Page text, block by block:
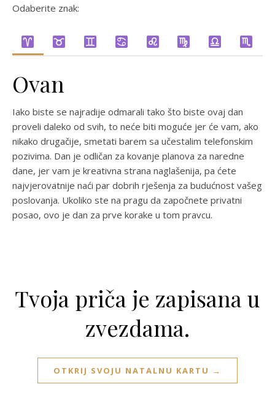
Odaberite znak:
Ovan
Iako biste se najradije odmarali tako što biste ovaj dan
proveli daleko od svih, to neće biti moguće jer će vam, ako
nikako drugačije, smetati barem sa učestalim telefonskim
pozivima. Dan je odličan za kovanje planova za naredne
dane, jer vam je kreativna strana naglašenija, pa ćete
najvjerovatnije naći par dobrih rješenja za budućnost vašeg
poslovanja. Ukoliko ste na pragu da započnete privatni
posao, ovo je dan za prve korake u tom pravcu.
Tvoja priča je zapisana u
zvezdama.
OTKRIJ SVOJU NATALNU KARTU →